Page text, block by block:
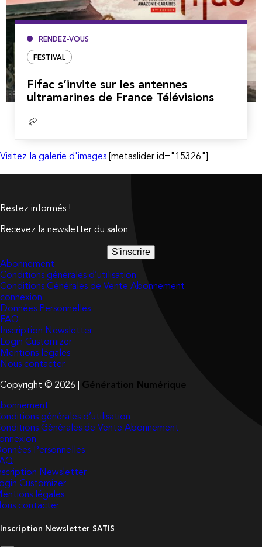
RENDEZ-VOUS
FESTIVAL
Fifac s’invite sur les antennes
ultramarines de France Télévisions
Lire
Visitez la galerie d'images [metaslider id="15326"]
Restez informés !
Recevez la newsletter du salon
S'inscrire
Abonnement
Conditions générales d’utilisation
Conditions Générales de Vente Abonnement
connexion
Données Personnelles
FAQ
Inscription Newsletter
Login Customizer
Mentions légales
Nous contacter
Copyright © 2026 | Génération Numérique
générales d’utilisation
Générales de Vente Abonnement
Personnelles
Newsletter
Customizer
légales
contacter
Inscription Newsletter SATIS